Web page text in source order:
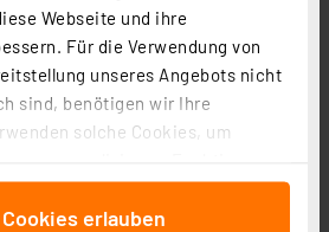
Webseite und ihre
Für die Verwendung von
unseres Angebots nicht
sind, benötigen wir Ihre
solche Cookies, um
zu können und die Zugriffe
analysieren. Außerdem geben
erlauben
bieten dazu
Stromzähler,
Lademanagement, z.
oder Nutzung von
Lastmanagement für das